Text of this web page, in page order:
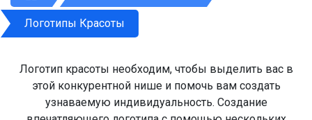
Логотипы Красоты
Логотип красоты необходим, чтобы выделить вас в
этой конкурентной нише и помочь вам создать
узнаваемую индивидуальность. Создание